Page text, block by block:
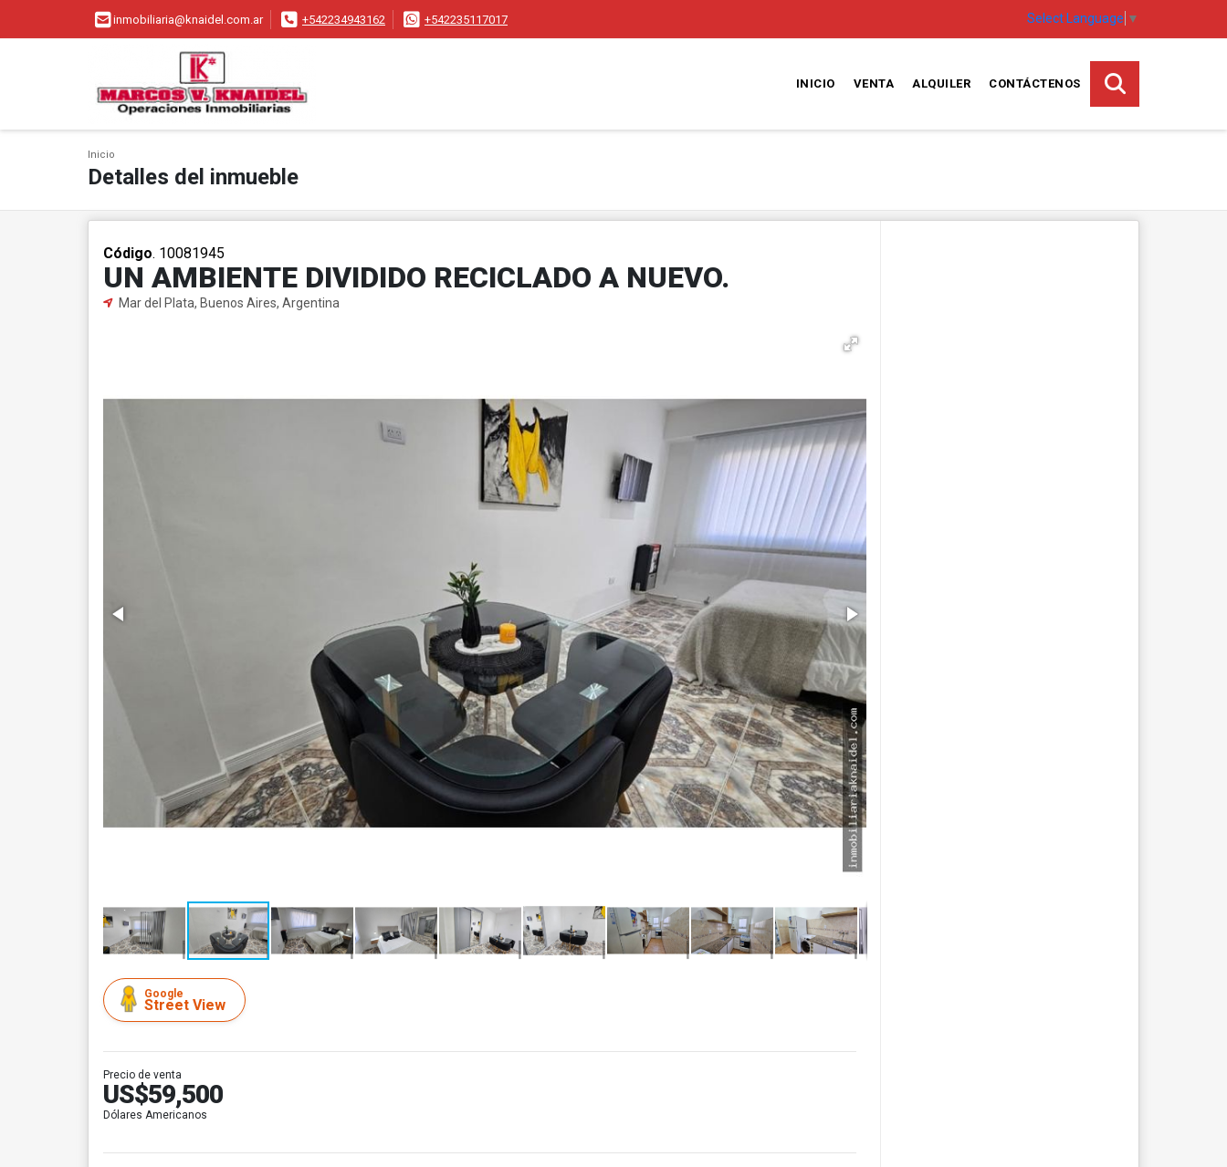
inmobiliaria@knaidel.com.ar +542234943162 +542235117017 Select Language ▼
INICIO VENTA ALQUILER CONTÁCTENOS
Inicio
Detalles del inmueble
Código. 10081945
UN AMBIENTE DIVIDIDO RECICLADO A NUEVO.
Mar del Plata, Buenos Aires, Argentina
Google
Street View
Precio de venta
US$59,500
Dólares Americanos